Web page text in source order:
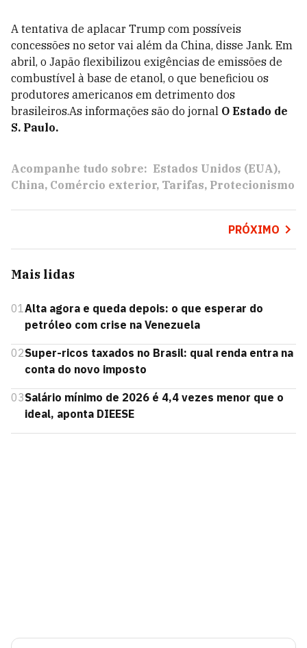
A tentativa de aplacar Trump com possíveis
concessões no setor vai além da China, disse Jank. Em
abril, o Japão flexibilizou exigências de emissões de
combustível à base de etanol, o que beneficiou os
produtores americanos em detrimento dos
brasileiros.As informações são do jornal O Estado de
S. Paulo.
Acompanhe tudo sobre: Estados Unidos (EUA)
China Comércio exterior Tarifas Protecionismo
PRÓXIMO
Mais lidas
01Alta agora e queda depois: o que esperar do
petróleo com crise na Venezuela
02Super-ricos taxados no Brasil: qual renda entra na
conta do novo imposto
03Salário mínimo de 2026 é 4,4 vezes menor que o
ideal, aponta DIEESE